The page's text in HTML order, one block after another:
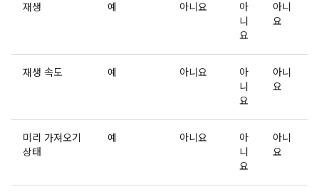
재생 예 아니요
아
니
요
아니
요
재생 속도 예 아니요
아
니
요
아니
요
미리 가져오기
상태
예 아니요
아
니
요
아니
요